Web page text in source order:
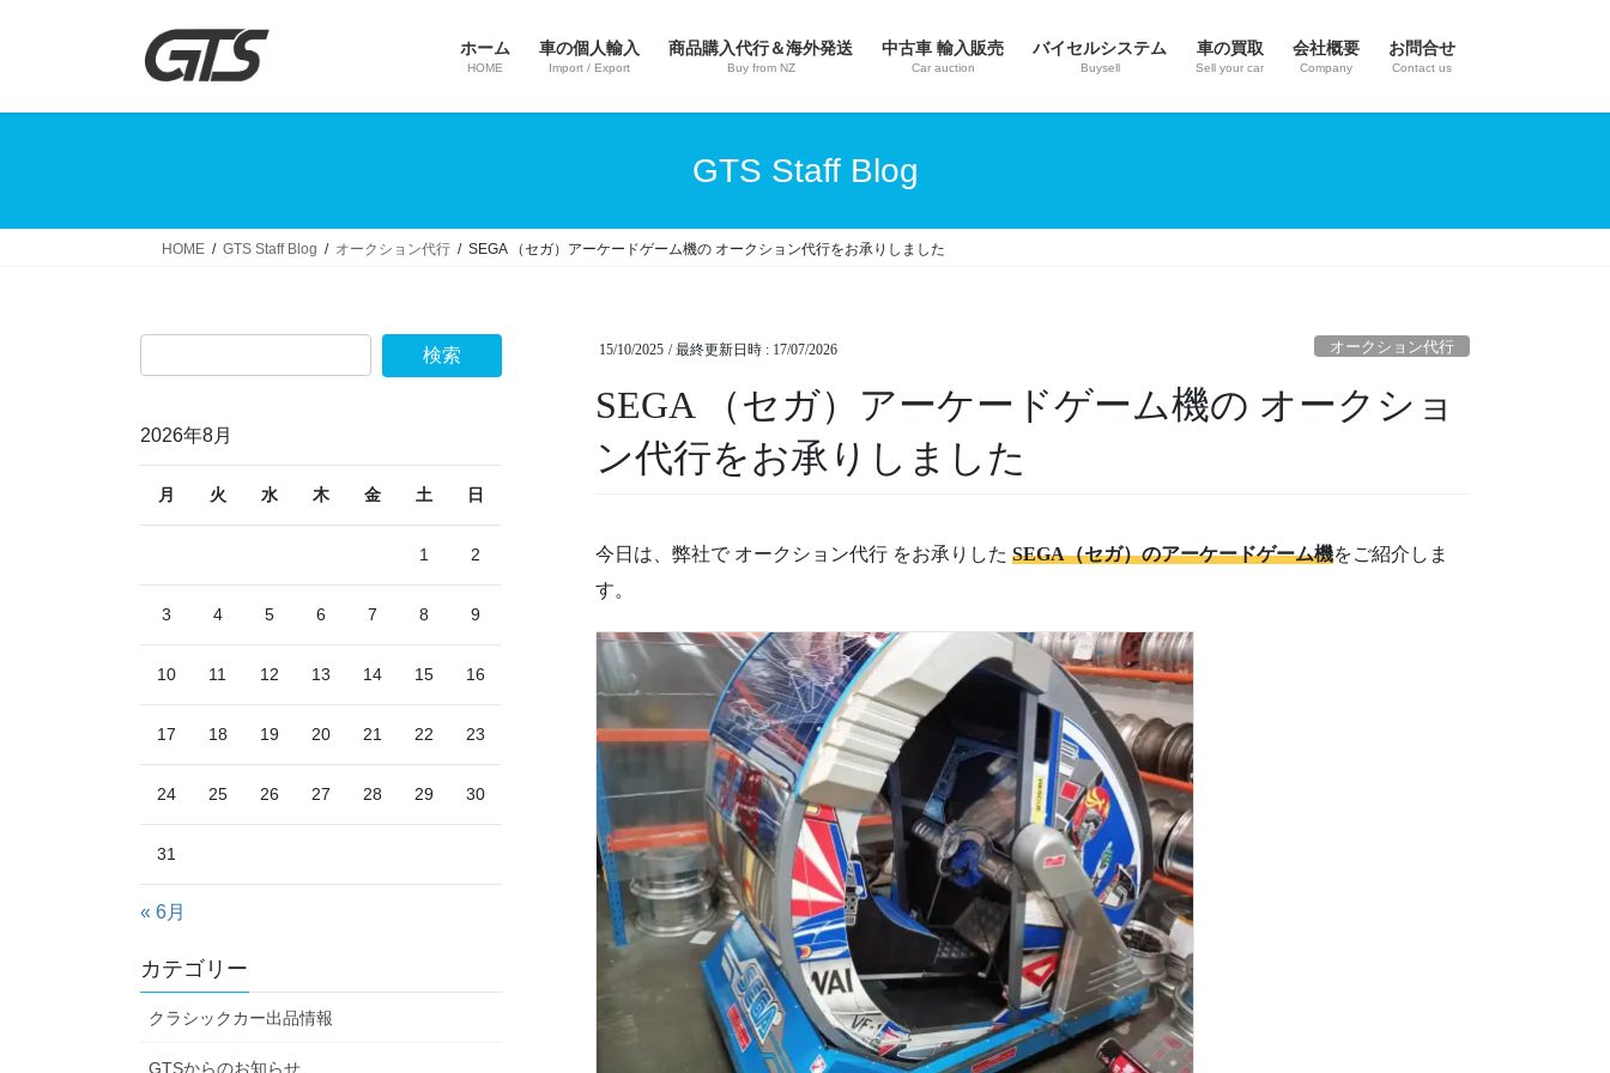
ホーム
HOME
車の個人輸入
Import / Export
商品購入代行＆海外発送
Buy from NZ
中古車 輸入販売
Car auction
バイセルシステム
Buysell
車の買取
Sell your car
会社概要
Company
お問合せ
Contact us
GTS Staff Blog
HOME GTS Staff Blog オークション代行 SEGA （セガ）アーケードゲーム機の オークション代行をお承りしました
15/10/2025 / 最終更新日時 : 17/07/2026 オークション代行
SEGA （セガ）アーケードゲーム機の オークショ
ン代行をお承りしました
今日は、弊社で オークション代行 をお承りした SEGA（セガ）のアーケードゲーム機をご紹介しま
す。
2026年8月
月 火 水 木 金 土 日
1 2
3 4 5 6 7 8 9
10 11 12 13 14 15 16
17 18 19 20 21 22 23
24 25 26 27 28 29 30
31
« 6月
カテゴリー
クラシックカー出品情報
GTSからのお知らせ